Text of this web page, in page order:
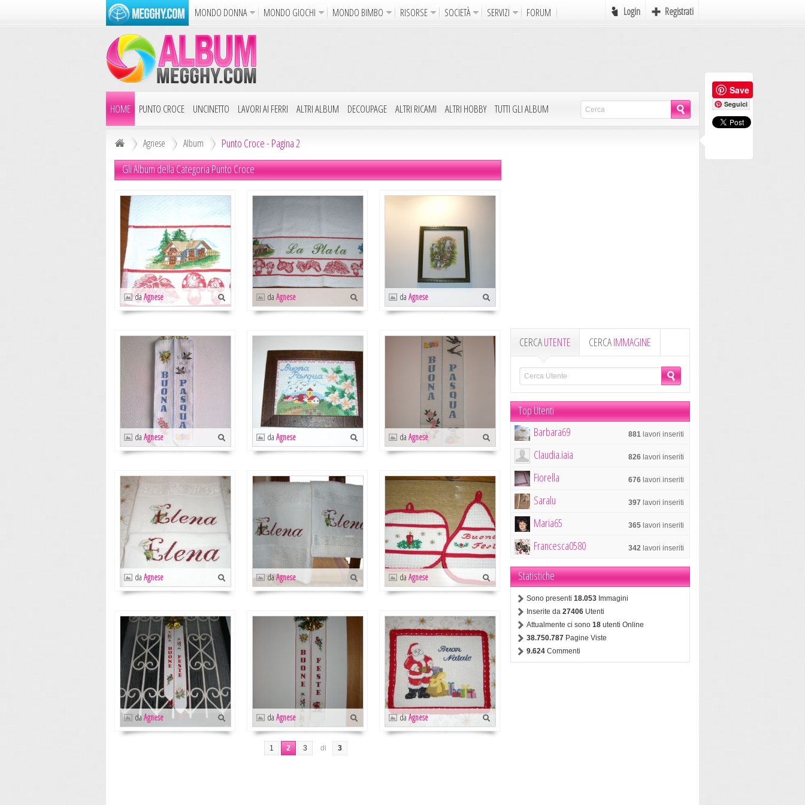
Save
Seguici
MONDO DONNA MONDO GIOCHI MONDO BIMBO RISORSE SOCIETÀ SERVIZI FORUM Login Registrati
Album Punto Croce Cucina
Azione Puzzle
Favole
Gif Animate Smiles Sfondi Programmi Mondo Pirati Icone
Notizie Religione Aforismi
HOME PUNTO CROCE UNCINETTO LAVORI AI FERRI ALTRI ALBUM DECOUPAGE ALTRI RICAMI ALTRI HOBBY TUTTI GLI ALBUM
Agnese Album
Punto Croce - Pagina 2
Gli Album della Categoria Punto Croce
daAgnese da Agnese da Agnese
da Agnese da Agnese da Agnese
da Agnese daAgnese da Agnese
da Agnese da Agnese daAgnese
1 2 3 di 3
CERCAUTENTE CERCAIMMAGINE
Top Utenti
Barbara69
881 lavori inseriti
Claudia.iaia 826 lavori inseriti
Fiorella 676 lavori inseriti
Saralu 397 lavori inseriti
Maria65 365 lavori inseriti
Francesca0580 342 lavori inseriti
Statistiche
Sono presenti 18.053 Immagini
Inserite da 27406 Utenti
Attualmente ci sono 18 utenti Online
38.750.787 Pagine Viste
9.624 Commenti